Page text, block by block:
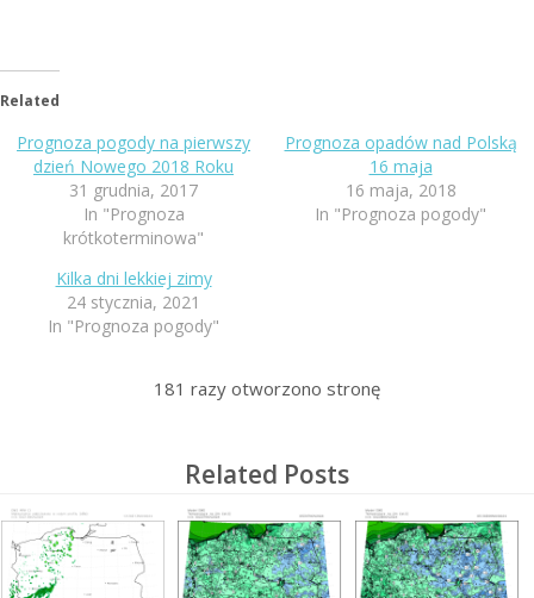
Related
Prognoza pogody na pierwszy
dzień Nowego 2018 Roku
31 grudnia, 2017
In "Prognoza
krótkoterminowa"
Prognoza opadów nad Polską
16 maja
16 maja, 2018
In "Prognoza pogody"
Kilka dni lekkiej zimy
24 stycznia, 2021
In "Prognoza pogody"
181 razy otworzono stronę
Related Posts